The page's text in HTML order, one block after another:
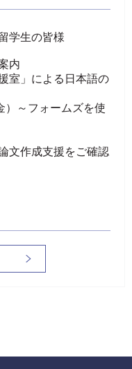
学生の皆様
内
室」による日本語の
）～フォームズを使
文作成支援をご確認